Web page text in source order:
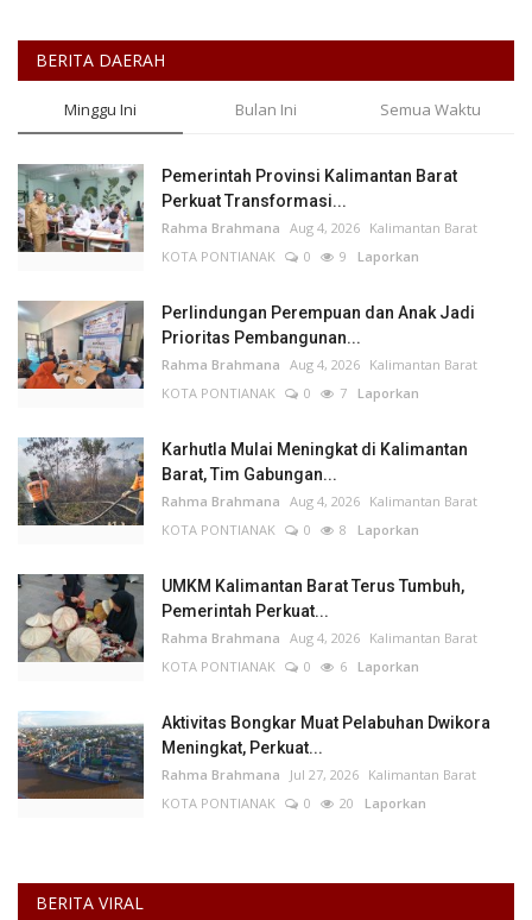
BERITA DAERAH
Minggu Ini Bulan Ini Semua Waktu
Pemerintah Provinsi Kalimantan Barat
Perkuat Transformasi...
Rahma Brahmana Aug 4, 2026 Kalimantan Barat
KOTA PONTIANAK
0 9 Laporkan
Perlindungan Perempuan dan Anak Jadi
Prioritas Pembangunan...
Rahma Brahmana Aug 4, 2026 Kalimantan Barat
KOTA PONTIANAK
0 7 Laporkan
Karhutla Mulai Meningkat di Kalimantan
Barat, Tim Gabungan...
Rahma Brahmana Aug 4, 2026 Kalimantan Barat
KOTA PONTIANAK
0 8 Laporkan
UMKM Kalimantan Barat Terus Tumbuh,
Pemerintah Perkuat...
Rahma Brahmana Aug 4, 2026 Kalimantan Barat
KOTA PONTIANAK
0 6 Laporkan
Aktivitas Bongkar Muat Pelabuhan Dwikora
Meningkat, Perkuat...
Rahma Brahmana Jul 27, 2026 Kalimantan Barat
KOTA PONTIANAK
0 20 Laporkan
BERITA VIRAL